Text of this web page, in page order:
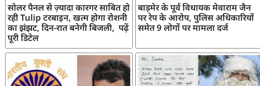
सोलर पैनल से ज़्यादा कारगर साबित हो
रही Tulip टरबाइन, खत्म होगा रोशनी
का झंझट, दिन-रात बनेगी बिजली, पढ़ें
पूरी डिटेल
बाड़मेर के पूर्व विधायक मेवाराम जैन
पर रेप के आरोप, पुलिस अधिकारियों
समेत 9 लोगों पर मामला दर्ज